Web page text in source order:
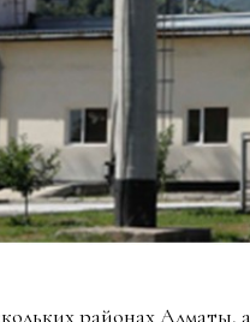
районах Алматы,